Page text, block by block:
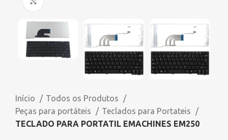
Início
Todos os Produtos
Peças para portáteis
Teclados para Portateis
TECLADO PARA PORTATIL EMACHINES EM250